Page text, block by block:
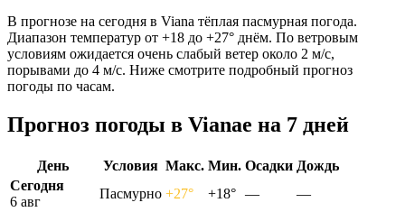
В прогнозе на сегодня в Viana тёплая пасмурная погода.
Диапазон температур от +18 до +27° днём. По ветровым
условиям ожидается очень слабый ветер около 2 м/с,
порывами до 4 м/с. Ниже смотрите подробный прогноз
погоды по часам.
Прогноз погоды в Vianaе на 7 дней
День Условия Макс. Мин. Осадки Дождь
Сегодня
6 авг
Пасмурно +27° +18° —
—